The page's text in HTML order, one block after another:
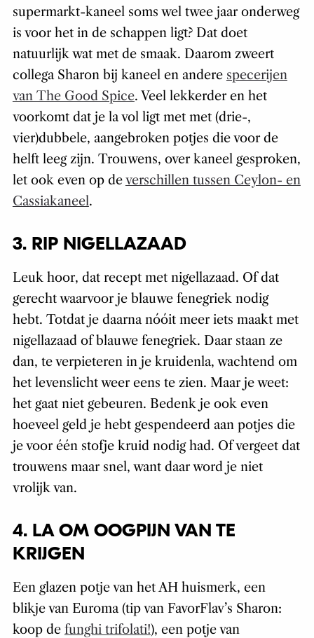
supermarkt-kaneel soms wel twee jaar onderweg
is voor het in de schappen ligt? Dat doet
natuurlijk wat met de smaak. Daarom zweert
collega Sharon bij kaneel en andere specerijen
van The Good Spice. Veel lekkerder en het
voorkomt dat je la vol ligt met met (drie-,
vier)dubbele, aangebroken potjes die voor de
helft leeg zijn. Trouwens, over kaneel gesproken,
let ook even op deverschillen tussen Ceylon- en
Cassiakaneel.
3. RIP NIGELLAZAAD
Leuk hoor, dat recept met nigellazaad. Of dat
gerecht waarvoor je blauwe fenegriek nodig
hebt. Totdat je daarna nóóit meer iets maakt met
nigellazaad of blauwe fenegriek. Daar staan ze
dan, te verpieteren in je kruidenla, wachtend om
het levenslicht weer eens te zien. Maar je weet:
het gaat niet gebeuren. Bedenk je ook even
hoeveel geld je hebt gespendeerd aan potjes die
je voor één stofje kruid nodig had. Of vergeet dat
trouwens maar snel, want daar word je niet
vrolijk van.
4. LA OM OOGPIJN VAN TE
KRIJGEN
Een glazen potje van het AH huismerk, een
blikje van Euroma (tip van FavorFlav’s Sharon:
koop de funghi trifolati!), een potje van